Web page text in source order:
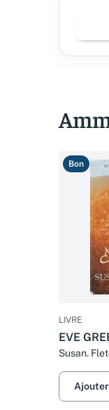
Bon
LIVRE
EVE
Susan.
Ajouter